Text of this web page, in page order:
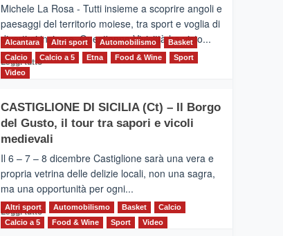
Michele La Rosa - Tutti insieme a scoprire angoli e
paesaggi del territorio moiese, tra sport e voglia di
divertirsi insieme. Quest'anno Vivicittà ha visto...
Leggi tuttoLeggi
MOIO
ALCANTARA
–
alla
scoperta
del
territorio,
tra
sport
Alcantara Altri sport Automobilismo
Basket
Calcio
Calcio a 5 Etna Food & Wine
Sport
Video
CASTIGLIONE DI SICILIA (Ct) – Il Borgo
del Gusto, il tour tra sapori e vicoli
medievali
Il 6 – 7 – 8 dicembre Castiglione sarà una vera e
propria vetrina delle delizie locali, non una sagra,
ma una opportunità per ogni...
Leggi tuttoLeggi
Altri sport Automobilismo Basket
Calcio
Calcio a 5
Food & Wine Sport Video